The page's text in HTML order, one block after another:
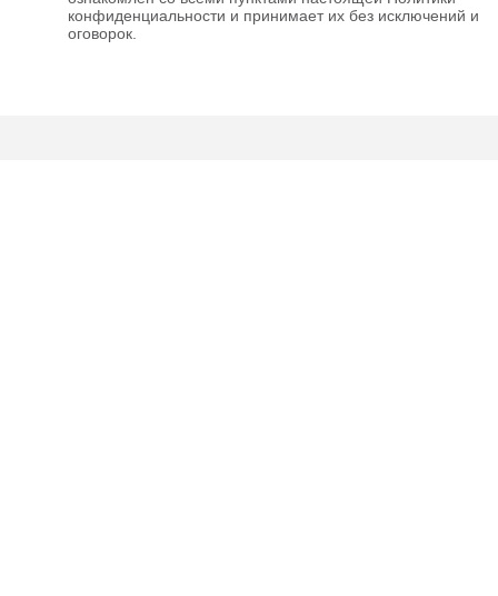
конфиденциальности и принимает их без исключений и
оговорок.